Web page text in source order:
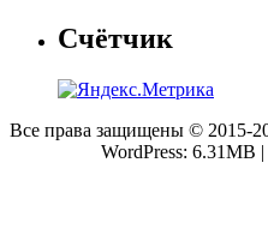
Счётчик
Все права защищены © 2015-
WordPress: 6.31MB